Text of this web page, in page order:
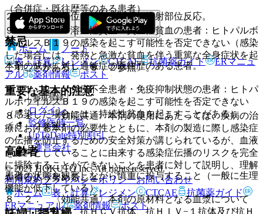
（合併症・既往歴等のある患者）
９．１．１． 溶血性貧血・失血性貧血の患者：ヒトパルボ
ウイルスＢ１９の感染を起こす可能性を否定できない（感染
した場合には、発熱と急激な貧血を伴う重篤な全身症状を起
こすことがある）〔８．２参照〕。
９．１．２． 免疫不全患者・免疫抑制状態の患者：ヒトパ
ルボウイルスＢ１９の感染を起こす可能性を否定できない
（感染した場合には、持続性貧血を起こすことがある）
〔８．２参照〕。
高齢者
患者の状態を観察しながら慎重に投与すること（一般に生理
機能が低下している）。
２）． 投与部位：（頻度不明）注射部位反応。
禁忌
本剤の成分に対し過敏症の既往歴のある患者。
重要な基本的注意
８．１． 〈効能共通〉本剤の使用にあたっては、疾病の治
療における本剤の必要性とともに、本剤の製造に際し感染症
の伝播を防止するための安全対策が講じられているが、血液
を原料としていることに由来する感染症伝播のリスクを完全
に排除することができないことを患者に対して説明し、理解
を得るよう努めること。
８．２． 〈効能共通〉本剤の原材料となる血漿について
は、ＨＢｓ抗原、抗ＨＣＶ抗体、抗ＨＩＶ−１抗体及び抗Ｈ
ホーム
ノート
表・計算
レジメン CTCAE 抗菌薬ガイド
ERマニュ
アル
薬剤情報 ポスト
新規登録
ログイン
監修医師一覧
UpToDate特別割引
運営会社
© 2021 HOKUTO Inc. All rights reserved.
利用規約プライバシーポリシーお問い合わせ
ホーム
表・計算 レジメン CTCAE
抗菌薬ガイド
ERマニュアル
薬剤情報 ポスト